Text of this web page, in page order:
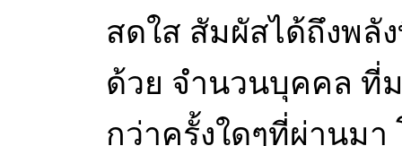
สดใส สัมผัสได้ถึงพลั
ด้วย จำนวนบุคคล ที่
กว่าครั้งใดๆที่ผ่านมา